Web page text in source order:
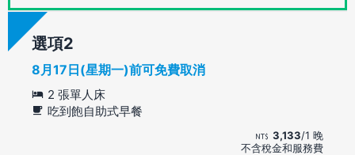
選項
8月17日(星期一)前可免費取消
2 張單人床
吃到飽自助式早餐
3,133/1 晚
不含稅金和服務費